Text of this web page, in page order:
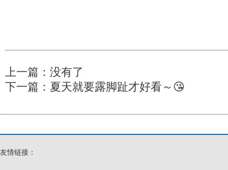
上一篇：没有了
下一篇： 夏天就要露脚趾才好看～😘
友情链接：